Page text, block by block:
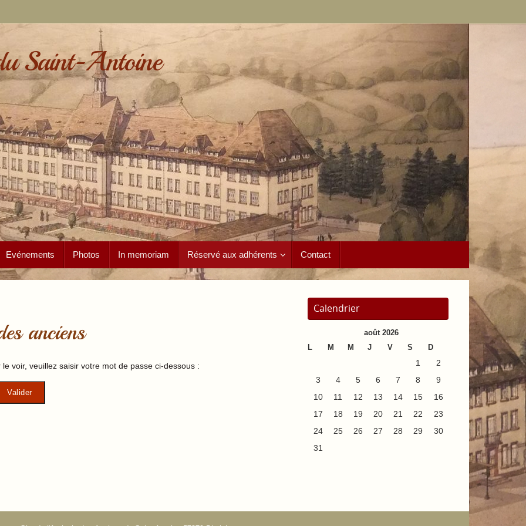
Saint-Antoine
Evénements Photos In memoriam Réservé aux adhérents Contact
anciens
voir, veuillez saisir votre mot de passe ci-dessous :
Calendrier
août 2026
L
M M J V S D
1
2
3
4 5 6 7 8
9
10
11 12 13 14 15
16
17
18 19 20 21 22
23
24
25 26 27 28 29
30
31